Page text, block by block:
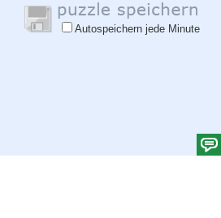
Autospeichern jede Minute